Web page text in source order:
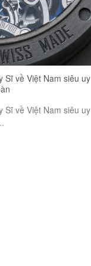
Sĩ về Việt Nam siêu uy
Sĩ về Việt Nam siêu uy